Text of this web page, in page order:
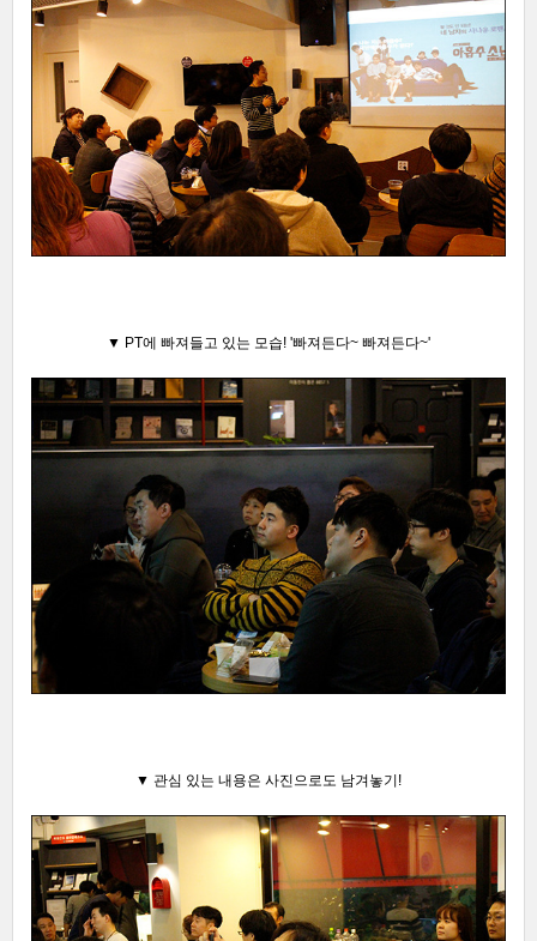
▼ PT에 빠져들고 있는 모습! '빠져든다~ 빠져든다~'
▼ 관심 있는 내용은 사진으로도 남겨놓기!